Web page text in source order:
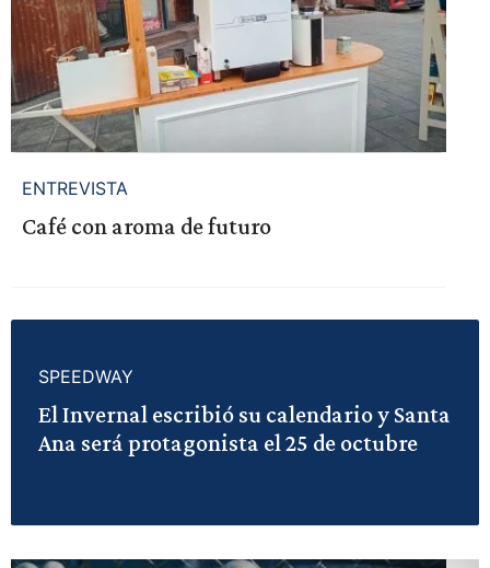
ENTREVISTA
Café con aroma de futuro
SPEEDWAY
El Invernal escribió su calendario y Santa
Ana será protagonista el 25 de octubre